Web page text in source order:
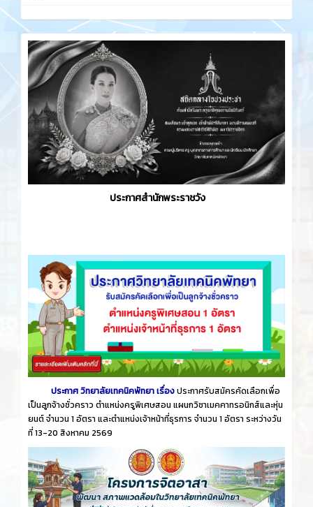
ประกาศสำนักพระราชวัง
ประกาศ วิทยาลัยเทคนิคพัทยา เรื่องประกาศรับสมัครคัดเลือกเพื่อ
เป็นลูกจ้างชั่วคราว ตำแหน่งครูพิเศษสอน แผนกวิชาเมคคาทรอนิกส์และหุ่น
ยนต์ จำนวน 1 อัตรา และตำแหน่งเจ้าหน้าที่ธุรการ จำนวน 1 อัตรา ระหว่างวัน
ที่ 13-20 สิงหาคม 2569